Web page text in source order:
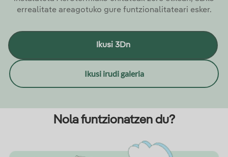
errealitate areagotuko gure funtzionalitateari esker.
Ikusi irudi galeria
Ikusi 3Dn
Nola funtzionatzen du?